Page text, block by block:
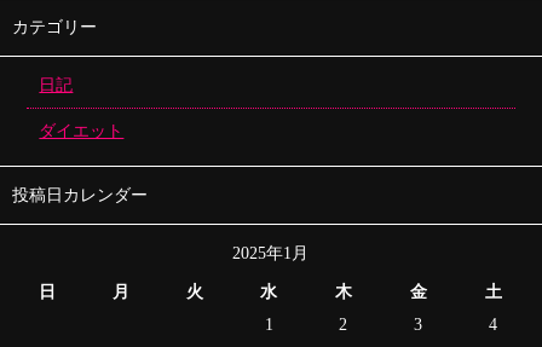
カテゴリー
日記
ダイエット
投稿日カレンダー
2025年1月
日 月 火 水 木 金 土
1 2 3
4